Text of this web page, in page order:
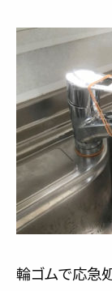
輪ゴムで応急